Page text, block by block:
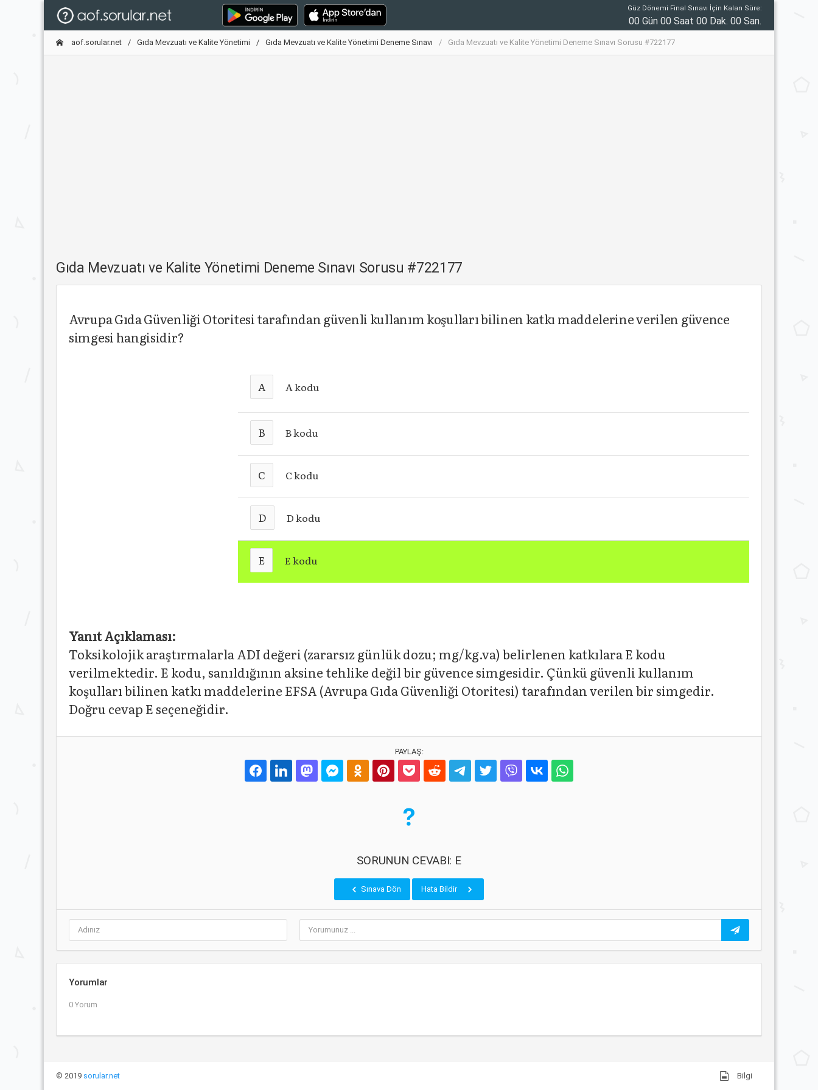
Güz Dönemi Final Sınavı İçin Kalan Süre:
00 Gün 00 Saat 00 Dak. 00 San.
aof.sorular.net Gıda Mevzuatı ve Kalite Yönetimi Gıda Mevzuatı ve Kalite Yönetimi Deneme Sınavı Gıda Mevzuatı ve Kalite Yönetimi Deneme Sınavı Sorusu #722177
Gıda Mevzuatı ve Kalite Yönetimi Deneme Sınavı Sorusu #722177
Avrupa Gıda Güvenliği Otoritesi tarafından güvenli kullanım koşulları bilinen katkı maddelerine verilen güvence
simgesi hangisidir?
A A kodu
B B kodu
C C kodu
D D kodu
E E kodu
Yanıt Açıklaması:
Toksikolojik araştırmalarla ADI değeri (zararsız günlük dozu; mg/kg.va) belirlenen katkılara E kodu
verilmektedir. E kodu, sanıldığının aksine tehlike değil bir güvence simgesidir. Çünkü güvenli kullanım
koşulları bilinen katkı maddelerine EFSA (Avrupa Gıda Güvenliği Otoritesi) tarafından verilen bir simgedir.
Doğru cevap E seçeneğidir.
PAYLAŞ:
SORUNUN CEVABI: E
Sınava Dön Hata Bildir
Yorumlar
0 Yorum
© 2019 sorular.net Bilgi